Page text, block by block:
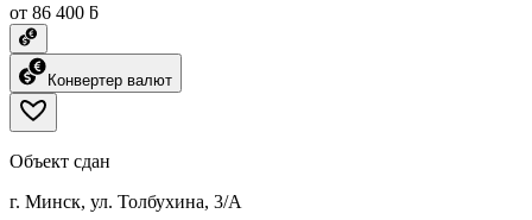
от 86 400 ƃ
Конвертер валют
Объект сдан
г. Минск, ул. Толбухина, 3/А